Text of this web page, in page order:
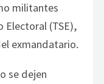
militantes
Electoral (TSE),
exmandatario.
se dejen